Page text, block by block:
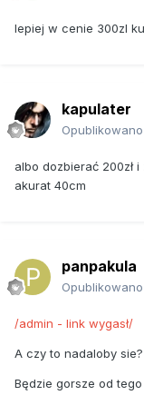
lepiej w cenie 300zl
kapulater
Opublikowano
albo dozbierać 200zł
akurat 40cm
panpakula
Opublikowano
/admin - link wygasł/
A czy to nadaloby sie?
Będzie gorsze od